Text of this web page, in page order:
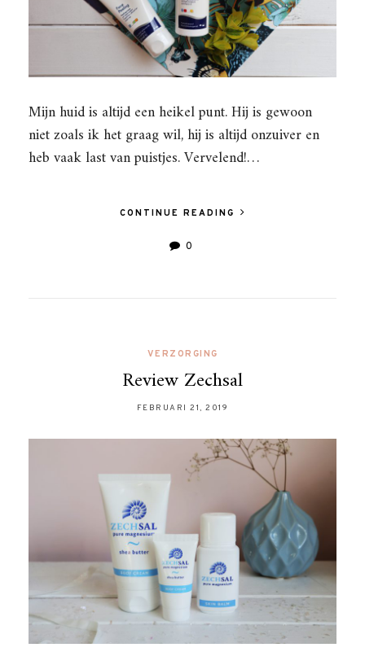
Mijn huid is altijd een heikel punt. Hij is gewoon
niet zoals ik het graag wil, hij is altijd onzuiver en
heb vaak last van puistjes. Vervelend!…
CONTINUE READING
0
VERZORGING
Review Zechsal
FEBRUARI 21, 2019